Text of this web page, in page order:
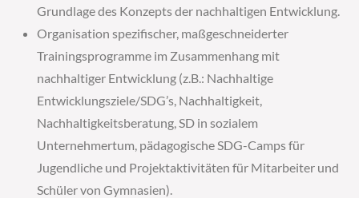
Grundlage des Konzepts der nachhaltigen Entwicklung.
Organisation spezifischer, maßgeschneiderter
Trainingsprogramme im Zusammenhang mit
nachhaltiger Entwicklung (z.B.: Nachhaltige
Entwicklungsziele/SDG’s, Nachhaltigkeit,
Nachhaltigkeitsberatung, SD in sozialem
Unternehmertum, pädagogische SDG-Camps für
Jugendliche und Projektaktivitäten für Mitarbeiter und
Schüler von Gymnasien).